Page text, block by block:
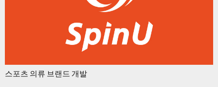
스포츠 의류 브랜드 개발